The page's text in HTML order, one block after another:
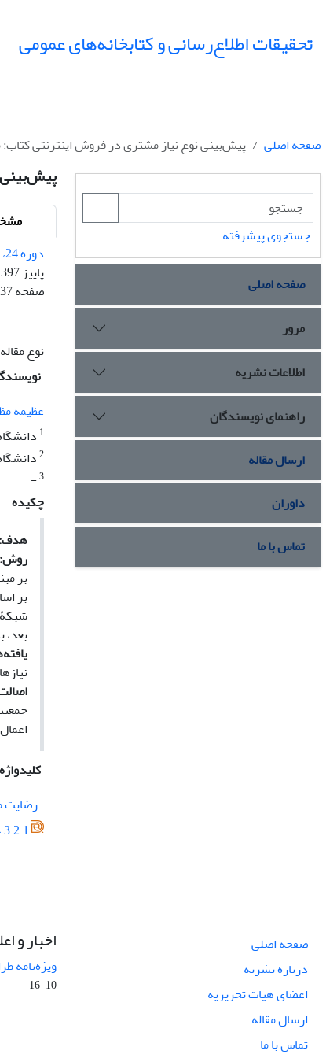
تحقیقات اطلاع‌رسانی و کتابخانه‌های عمومی
صفحه اصلی پیش‌بینی نوع نیاز مشتری در فروش اینترنتی کتاب:
دوره 24، شماره 3
پاییز 1397
صفحه
نوع
عظیمه
1
2
3
-
چکیده
هدف:
روش:
بر
بر
جستجوی پیشرفته
صفحه اصلی
مرور
اطلاعات نشریه
راهنمای نویسندگان
ارسال مقاله
داوران
تماس با ما
صفحه اصلی
درباره نشریه
اعضای هیات تحریریه
ارسال مقاله
تماس با ما
اخبار و
ویژه‌نامه
10-16